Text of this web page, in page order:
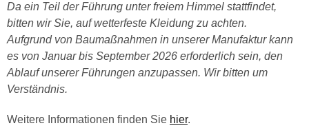
Da ein Teil der Führung unter freiem Himmel stattfindet,
bitten wir Sie, auf wetterfeste Kleidung zu achten.
Aufgrund von Baumaßnahmen in unserer Manufaktur kann
es von Januar bis September 2026 erforderlich sein, den
Ablauf unserer Führungen anzupassen. Wir bitten um
Verständnis.
Weitere Informationen finden Sie hier.